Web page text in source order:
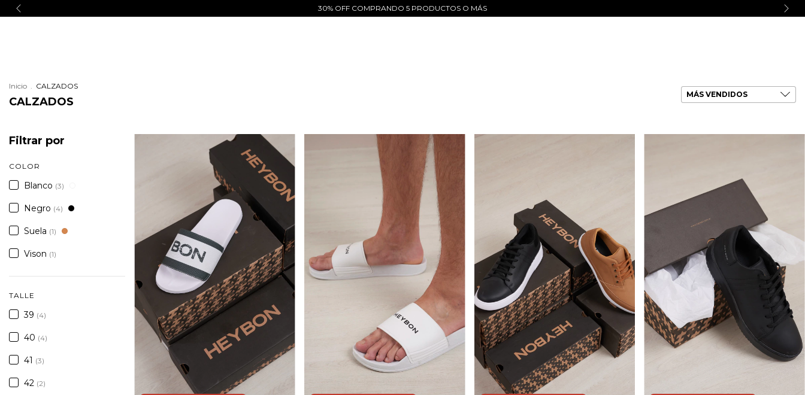
30% OFF COMPRANDO 5 PRODUCTOS O MÁS
Inicio . CALZADOS
CALZADOS
Filtrar por
COLOR
Blanco (3)
Negro (4)
Suela (1)
Vison (1)
TALLE
39 (4)
40 (4)
41 (3)
42 (2)